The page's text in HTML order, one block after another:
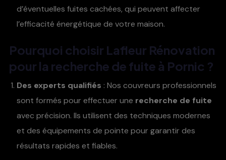
d’éventuelles fuites cachées, qui peuvent affecter
l’efficacité énergétique de votre maison.
Pourquoi choisir Lafleur Rénovation
pour la recherche de fuite à Pornic ?
Des experts qualifiés : Nos couvreurs professionnels
sont formés pour effectuer une recherche de fuite
avec précision. Ils utilisent des techniques modernes
et des équipements de pointe pour garantir des
résultats rapides et fiables.